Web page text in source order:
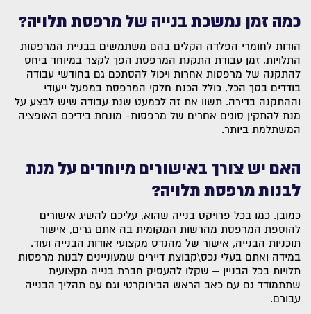
כמה זמן נמשכת בנייה של מרפסת תלויה?
הודות לחומרי הפלדה הקלים בהם משתמשים בבניית המרפסות
התלויות, זמן עבודת התקנת המרפסת הפך לקצר במיוחד ביחס
להתקנה של מרפסות אחרות ויכול להסתכם גם בחודשי עבודה
בודדים בסך הכל, כולל הכנת חלקי המרפסת במפעל ייעודי
וההתקנה בדירה. תשוו את זה לכמעט שנת עבודה שיש לבצע על
מנת להתקין סוגים אחרים של מרפסות- מונחת בידיכם האופציה
המשתלמת ביותר.
האם יש צורך באישורים מיוחדים על מנת
לבנות מרפסת תלויה?
כמובן. כמו בכל פרויקט בנייה שהוא, עליכם להשיג אישורים
להוספת המרפסת מהרשות המקומית בה אתם גרים, אישור
תוכניות הבנייה, אישור של מהנדס מקצועי אודות הבנייה ועוד.
במידה ואתם בעלי נכס\קבוצת דיירים שמעוניינים לבנות מרפסות
תלויות בכל הבניין – שקלו להעסיק חברת בנייה מקצועית
שתתמודד גם עם כאב הראש הבירוקרטי וגם עם תהליך הבנייה
עבורם.